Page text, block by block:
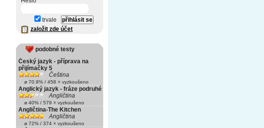
trvale
založit zde účet
podobné testy
Český jazyk - příprava na
přijímačky 5
Čeština
ø 70.9% / 458 × vyzkoušeno
Anglický jazyk - fráze podruhé
Angličtina
ø 40% / 579 × vyzkoušeno
Angličtina-The Kitchen
Angličtina
ø 72% / 374 × vyzkoušeno